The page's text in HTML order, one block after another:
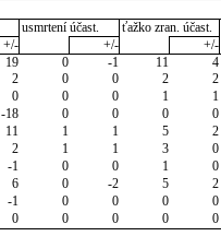
usmrtení účast. ťažko zran. účast.
+/-
+/- +/-
19 0 -1 11 4
2 0 0 2 2
0 0 0 1 1
-18 0 0 0 0
11 1 1 5 2
2 1 1 3 0
-1 0 0 1 0
6 0 -2 5 2
-1 0 0 0 0
0 0 0 0 0